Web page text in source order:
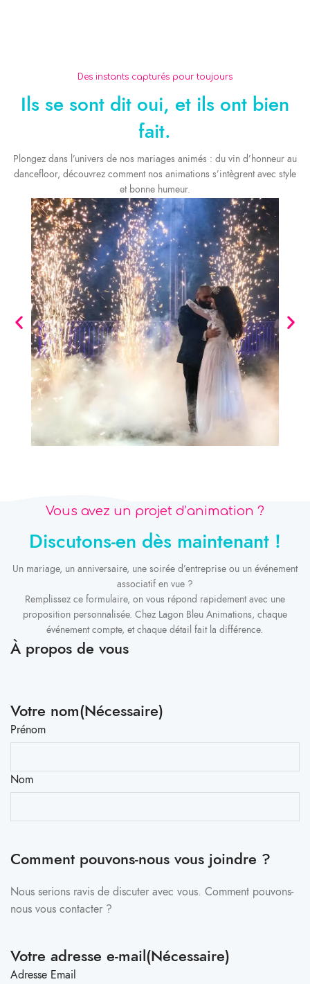
cousinade
Photobooth & Partage Photo
Des instants capturés pour toujours
Ils se sont dit oui, et ils ont bien
fait.
Plongez dans l’univers de nos mariages animés : du vin d’honneur au
dancefloor, découvrez comment nos animations s’intègrent avec style
et bonne humeur.
Vous avez un projet d’animation ?
Discutons-en dès maintenant !
Un mariage, un anniversaire, une soirée d’entreprise ou un événement
associatif en vue ?
Remplissez ce formulaire, on vous répond rapidement avec une
proposition personnalisée. Chez Lagon Bleu Animations, chaque
événement compte, et chaque détail fait la différence.
À propos de vous
Votre nom(Nécessaire)
Prénom
Nom
Comment pouvons-nous vous joindre ?
Nous serions ravis de discuter avec vous. Comment pouvons-
nous vous contacter ?
Votre adresse e-mail(Nécessaire)
Adresse Email